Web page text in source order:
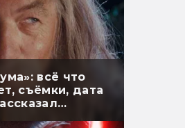
всё что
съёмки, дата